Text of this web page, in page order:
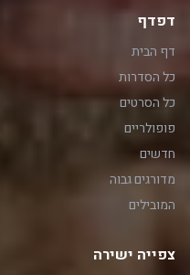
דפדף
דף הבית
כל הסדרות
כל הסרטים
פופולריים
חדשים
מדורגים גבוה
המובילים
צפייה ישירה